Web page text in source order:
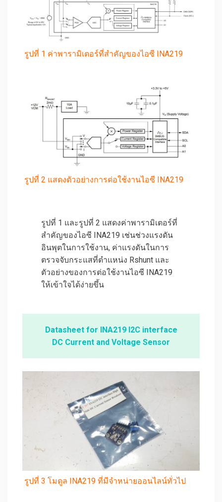
รูปที่ 1 ค่าพารามิเตอร์ที่สำคัญของไอซี INA219
รูปที่ 2 แสดงตัวอย่างการต่อใช้งานไอซี INA219
รูปที่ 1 และรูปที่ 2 แสดงค่าพารามิเตอร์ที่
สำคัญของไอซี INA219 เช่นช่วงแรงดัน
อินพุตในการใช้งาน, ค่าแรงดันในการ
ตรวจจับกระแสที่ตำแหน่ง Rshunt และ
ตัวอย่างของการต่อใช้งานไอซี INA219
ให้เข้าใจได้ง่ายขึ้น
Datasheet for INA219 I2C interface
DC Current and Voltage Sensor
รูปที่ 3 โมดูล INA219 ที่มีจำหน่ายออนไลน์ทั่วไป